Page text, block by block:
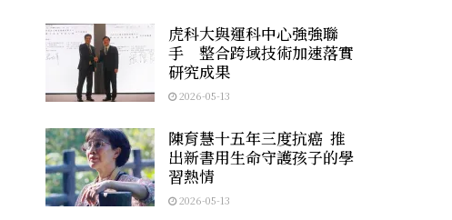
虎科大與運科中心強強聯
手 整合跨域技術加速落實
研究成果
2026-05-13
陳育慧十五年三度抗癌 推
出新書用生命守護孩子的學
習熱情
2026-05-13